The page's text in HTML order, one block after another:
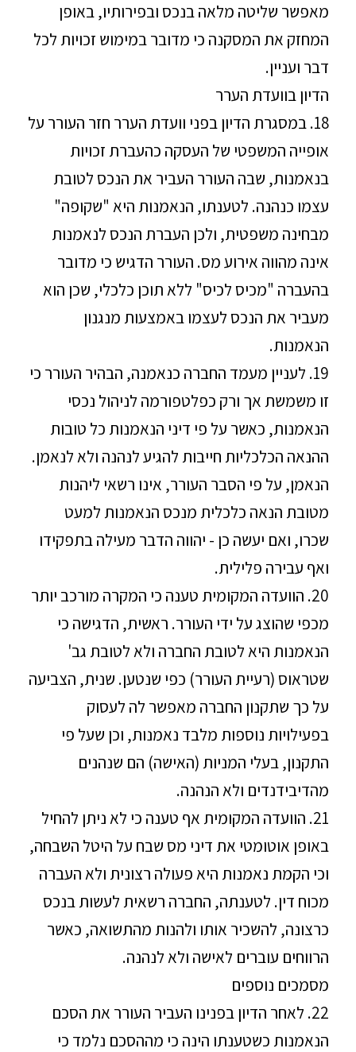
מאפשר שליטה מלאה בנכס ובפירותיו, באופן
המחזק את המסקנה כי מדובר במימוש זכויות לכל
דבר ועניין.
הדיון בוועדת הערר
18. במסגרת הדיון בפני וועדת הערר חזר העורר על
אופייה המשפטי של העסקה כהעברת זכויות
בנאמנות, שבה העורר העביר את הנכס לטובת
עצמו כנהנה. לטענתו, הנאמנות היא "שקופה"
מבחינה משפטית, ולכן העברת הנכס לנאמנות
אינה מהווה אירוע מס. העורר הדגיש כי מדובר
בהעברה "מכיס לכיס" ללא תוכן כלכלי, שכן הוא
מעביר את הנכס לעצמו באמצעות מנגנון
הנאמנות.
19. לעניין מעמד החברה כנאמנה, הבהיר העורר כי
זו משמשת אך ורק כפלטפורמה לניהול נכסי
הנאמנות, כאשר על פי דיני הנאמנות כל טובות
ההנאה הכלכליות חייבות להגיע לנהנה ולא לנאמן.
הנאמן, על פי הסבר העורר, אינו רשאי ליהנות
מטובת הנאה כלכלית מנכס הנאמנות למעט
שכרו, ואם יעשה כן - יהווה הדבר מעילה בתפקידו
ואף עבירה פלילית.
20. הוועדה המקומית טענה כי המקרה מורכב יותר
מכפי שהוצג על ידי העורר. ראשית, הדגישה כי
הנאמנות היא לטובת החברה ולא לטובת גב'
שטראוס (רעיית העורר) כפי שנטען. שנית, הצביעה
על כך שתקנון החברה מאפשר לה לעסוק
בפעילויות נוספות מלבד נאמנות, וכן שעל פי
התקנון, בעלי המניות (האישה) הם שנהנים
מהדיבידנדים ולא הנהנה.
21. הוועדה המקומית אף טענה כי לא ניתן להחיל
באופן אוטומטי את דיני מס שבח על היטל השבחה,
וכי הקמת נאמנות היא פעולה רצונית ולא העברה
מכוח דין. לטענתה, החברה רשאית לעשות בנכס
כרצונה, להשכיר אותו ולהנות מהתשואה, כאשר
הרווחים עוברים לאישה ולא לנהנה.
מסמכים נוספים
22. לאחר הדיון בפנינו העביר העורר את הסכם
הנאמנות כשטענתו הינה כי מההסכם נלמד כי